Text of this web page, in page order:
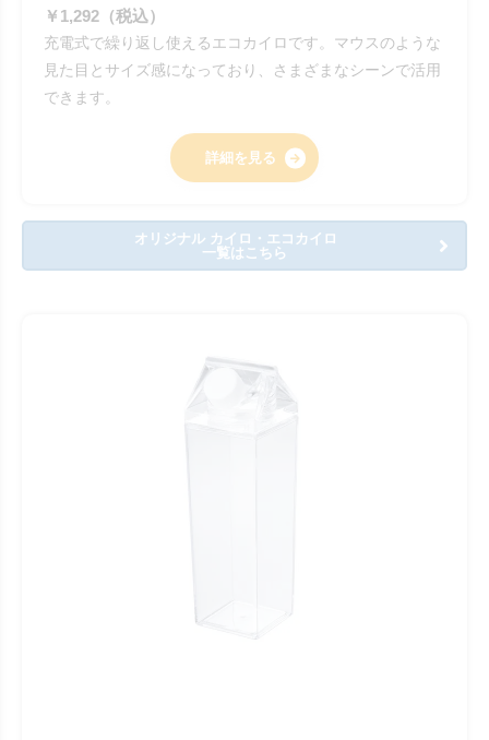
￥1,292（税込）
充電式で繰り返し使えるエコカイロです。マウスのような
見た目とサイズ感になっており、さまざまなシーンで活用
できます。
詳細を見る
オリジナル カイロ・エコカイロ
一覧はこちら